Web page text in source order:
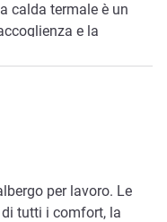
calda termale è un
e la
per lavoro. Le
tutti i comfort, la